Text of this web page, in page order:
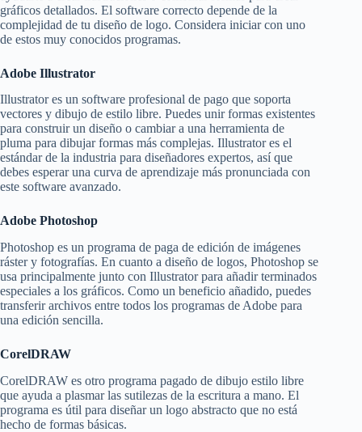
gráficos detallados. El software correcto depende de la
complejidad de tu diseño de logo. Considera iniciar con uno
de estos muy conocidos programas.
Adobe Illustrator
Illustrator es un software profesional de pago que soporta
vectores y dibujo de estilo libre. Puedes unir formas existentes
para construir un diseño o cambiar a una herramienta de
pluma para dibujar formas más complejas. Illustrator es el
estándar de la industria para diseñadores expertos, así que
debes esperar una curva de aprendizaje más pronunciada con
este software avanzado.
Adobe Photoshop
Photoshop es un programa de paga de edición de imágenes
ráster y fotografías. En cuanto a diseño de logos, Photoshop se
usa principalmente junto con Illustrator para añadir terminados
especiales a los gráficos. Como un beneficio añadido, puedes
transferir archivos entre todos los programas de Adobe para
una edición sencilla.
CorelDRAW
CorelDRAW es otro programa pagado de dibujo estilo libre
que ayuda a plasmar las sutilezas de la escritura a mano. El
programa es útil para diseñar un logo abstracto que no está
hecho de formas básicas.